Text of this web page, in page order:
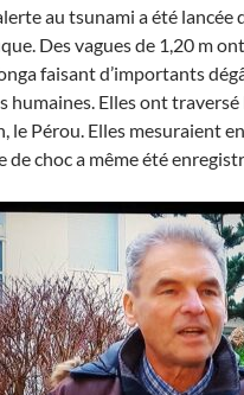
au tsunami a été lancée
Des vagues de 1,20 m
faisant d’importants
humaines. Elles ont
le Pérou. Elles mesuraient
de choc a même été